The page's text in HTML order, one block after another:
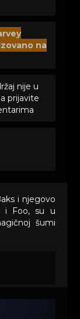
na
nije u
prijavite
i njegovo
i Foo, su u
šumi